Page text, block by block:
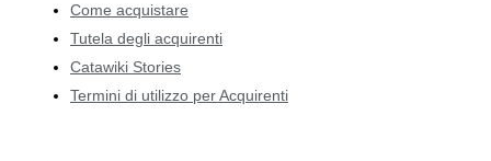
Come acquistare
Tutela degli acquirenti
Catawiki Stories
Termini di utilizzo per Acquirenti